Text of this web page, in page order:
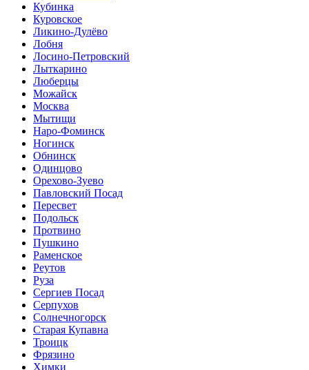
Кубинка
Куровское
Ликино-Дулёво
Лобня
Лосино-Петровский
Лыткарино
Люберцы
Можайск
Москва
Мытищи
Наро-Фоминск
Ногинск
Обнинск
Одинцово
Орехово-Зуево
Павловский Посад
Пересвет
Подольск
Протвино
Пушкино
Раменское
Реутов
Руза
Сергиев Посад
Серпухов
Солнечногорск
Старая Купавна
Троицк
Фрязино
Химки